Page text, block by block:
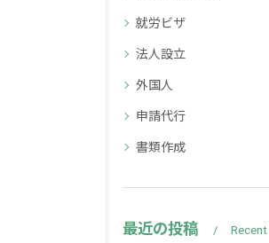
就労ビザ
法人設立
外国人
申請代行
書類作成
最近の投稿